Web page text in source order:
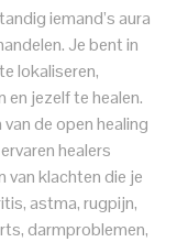
iemand’s aura
Je bent in
lokaliseren,
jezelf te healen.
de open healing
healers
van klachten die je
astma, rugpijn,
darmproblemen,